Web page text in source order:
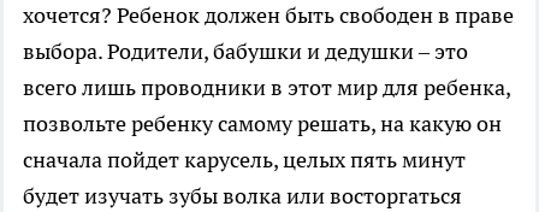
хочется? Ребенок должен быть свободен в праве
выбора. Родители, бабушки и дедушки – это
всего лишь проводники в этот мир для ребенка,
позвольте ребенку самому решать, на какую он
сначала пойдет карусель, целых пять минут
будет изучать зубы волка или восторгаться